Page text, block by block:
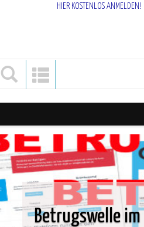
HIER KOSTENLOS ANMELDEN!
Betrugswelle im